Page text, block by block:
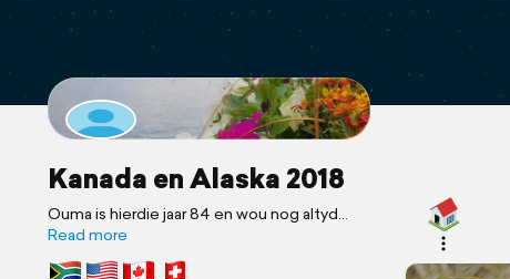
Kanada en Alaska 2018
Ouma is hierdie jaar 84 en wou nog altyd
Alaska toe gaan. So nou gaan ons.
Read more